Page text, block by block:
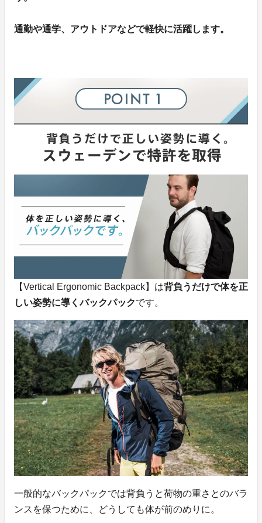
通勤や通学、アウトドアなどで軽快に活躍します。
【Vertical Ergonomic Backpack】は背負うだけで体を正
しい姿勢に導くバックパックです。
一般的なバックパックでは背負うと荷物の重さとのバラ
ンスを保つために、どうしても体が前のめりに。